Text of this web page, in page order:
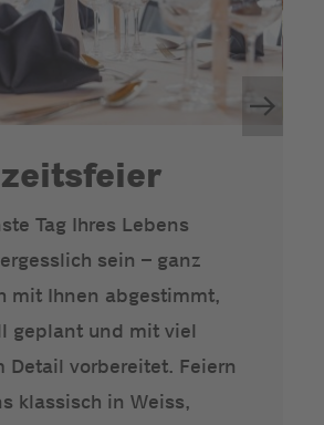
Tag Ihres Lebens
sein – ganz
mit Ihnen abgestimmt,
geplant und mit viel
Detail vorbereitet. Feiern
klassisch in Weiss,